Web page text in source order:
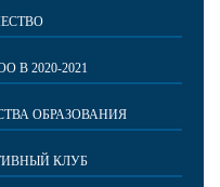
В 2020-2021
ОБРАЗОВАНИЯ
КЛУБ